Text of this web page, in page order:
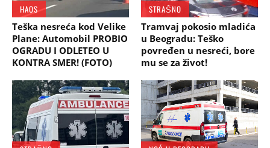
HAOS
Teška nesreća kod Velike
Plane: Automobil PROBIO
OGRADU I ODLETEO U
KONTRA SMER! (FOTO)
STRAŠNO
Tramvaj pokosio mladića
u Beogradu: Teško
povređen u nesreći, bore
mu se za život!